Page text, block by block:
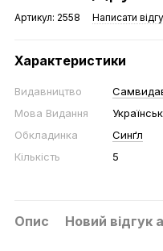
Артикул: 2558 Написати
Характеристики
Видавництво
Мова Видання
Обкладинка
Синґл
Кількість
5
Опис Новий відгук